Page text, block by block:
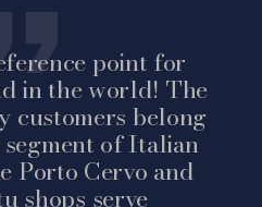
point for
in the world! The
customers belong
of Italian
Porto Cervo and
shops serve